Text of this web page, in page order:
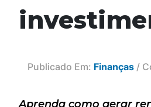
Publicado Em: Finanças /
Aprenda como gerar